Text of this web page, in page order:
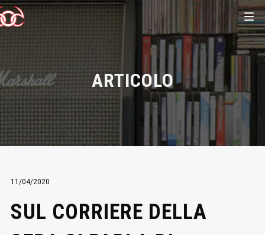
ARTICOLO
11/04/2020
SUL CORRIERE DELLA